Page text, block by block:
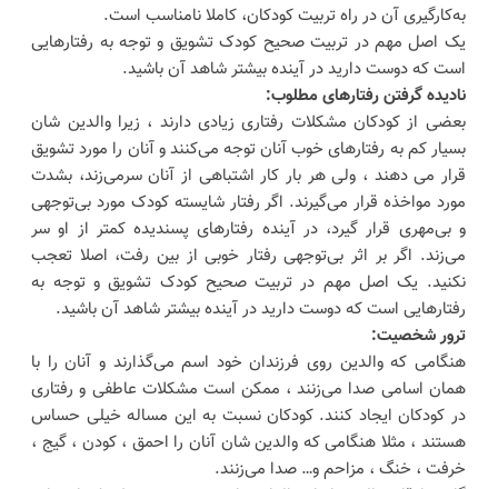
به‌کارگیری آن در راه تربیت کودکان، کاملا نامناسب است.
یک اصل مهم در تربیت صحیح کودک تشویق و توجه به رفتارهایی
است که دوست دارید در آینده بیشتر شاهد آن باشید.
نادیده گرفتن رفتارهای مطلوب:
بعضی از کودکان مشکلات رفتاری زیادی دارند ، زیرا والدین شان
بسیار کم به رفتارهای خوب آنان توجه می‌کنند و آنان را مورد تشویق
قرار می دهند ، ولی هر بار کار اشتباهی از آنان سرمی‌زند، بشدت
مورد مواخذه قرار می‌گیرند. اگر رفتار شایسته کودک مورد بی‌توجهی
و بی‌مهری قرار گیرد، در آینده رفتارهای پسندیده کمتر از او سر
می‌زند. اگر بر اثر بی‌توجهی رفتار خوبی از بین رفت، اصلا تعجب
نکنید. یک اصل مهم در تربیت صحیح کودک تشویق و توجه به
رفتارهایی است که دوست دارید در آینده بیشتر شاهد آن باشید.
ترور شخصیت:
هنگامی که والدین روی فرزندان خود اسم می‌گذارند و آنان را با
همان اسامی صدا می‌زنند ، ممکن است مشکلات عاطفی و رفتاری
در کودکان ایجاد کنند. کودکان نسبت به این مساله خیلی حساس
هستند ، مثلا هنگامی که والدین شان آنان را احمق ، کودن ، گیج ،
خرفت ، خنگ ، مزاحم و… صدا می‌زنند.